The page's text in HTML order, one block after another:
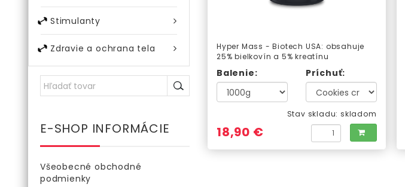
Hyper Mass - Biotech USA: obsahuje
25% bielkovín a 5% kreatínu
Balenie: Príchuť:
18,90 €
Stav skladu: skladom
Stimulanty
Zdravie a ochrana tela
E-SHOP INFORMÁCIE
Všeobecné obchodné
podmienky